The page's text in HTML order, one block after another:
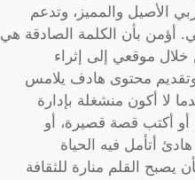
الأصيل والمميز، وتدعم
أؤمن بأن الكلمة الصادقة هي
خلال موقعي إلى إثراء
وتقديم محتوى هادف يلامس
لا أكون منشغلة بإدارة
أو أكتب قصة قصيرة، أو
أتأمل فيه الحياة
يصبح القلم منارة للثقافة